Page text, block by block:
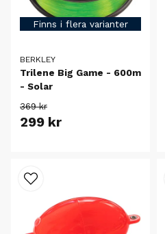
Finns i flera varianter
BERKLEY
Trilene Big Game - 600m
- Solar
369 kr
299 kr